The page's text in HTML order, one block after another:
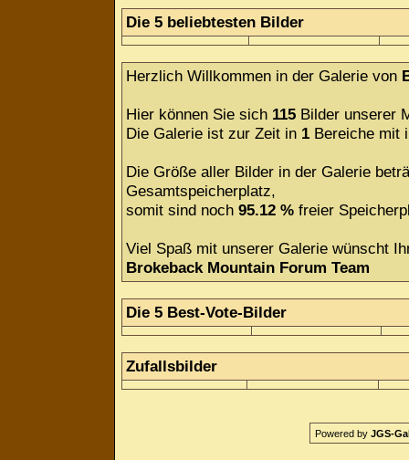
Die 5 beliebtesten Bilder
Herzlich Willkommen in der Galerie von
Hier können Sie sich 115 Bilder unserer
Die Galerie ist zur Zeit in 1 Bereiche mit
Die Größe aller Bilder in der Galerie
Gesamtspeicherplatz,
somit sind noch 95.12 % freier
Viel Spaß mit unserer Galerie wünscht
Brokeback Mountain Forum Team
Die 5 Best-Vote-Bilder
Zufallsbilder
Powered by JGS-